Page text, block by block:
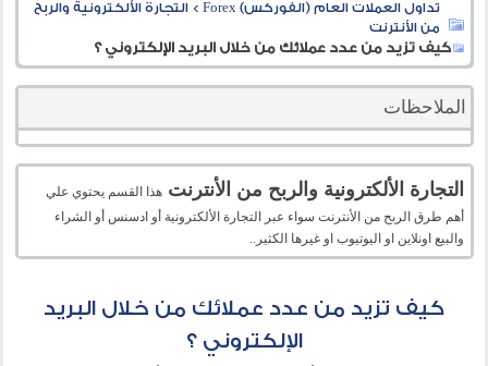
تداول العملات العام (الفوركس) Forex
>التجارة الألكترونية والربح
من الأنترنت
كيف تزيد من عدد عملائك من خلال البريد الإلكتروني ؟
الملاحظات
التجارة الألكترونية والربح من الأنترنت هذا القسم يحتوي علي
أهم طرق الربح من الأنترنت سواء عبر التجارة الألكترونية أو ادسنس أو الشراء
والبيع اونلاين او اليوتيوب او غيرها الكثير..
كيف تزيد من عدد عملائك من خلال البريد
الإلكتروني ؟